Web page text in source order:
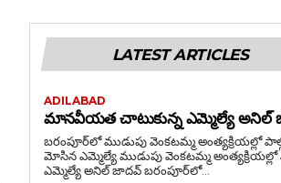
LATEST ARTICLES
ADILABAD
మానవీయత చాటుకున్న ఎమ్మెల్యే అనిల్
బరంపూర్‌లో ముడుపు వెంకటమ్మ అంత్యక్రియల్లో
మోసిన ఎమ్మెల్యే ముడుపు వెంకటమ్మ అంత్యక్రియల్లో పాల్గొన్న
ఎమ్మెల్యే అనిల్ జాదవ్ బరంపూర్‌లో...